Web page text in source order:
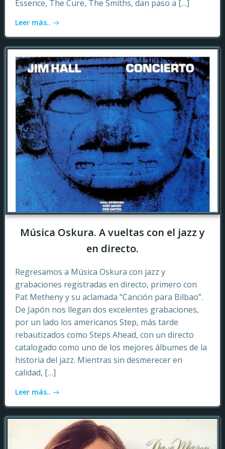
Essence, The Cure, The Smiths, dan paso a […]
Leer más..
Música Oskura. A vueltas con el jazz y
en directo.
Regresamos a Música Oskura con jazz y
grabaciones registradas en directo, primero con
Pat Metheny y su aclamada “Canción para Bilbao”.
De Japón nos llegan dos excelentes grabaciones,
por un lado los americanos Step, más tarde
rebautizados como Steps Ahead, con un directo
catalogado como uno de los mejores álbumes de la
historia del jazz. Mientras sin desmerecer en
calidad, […]
Leer más..